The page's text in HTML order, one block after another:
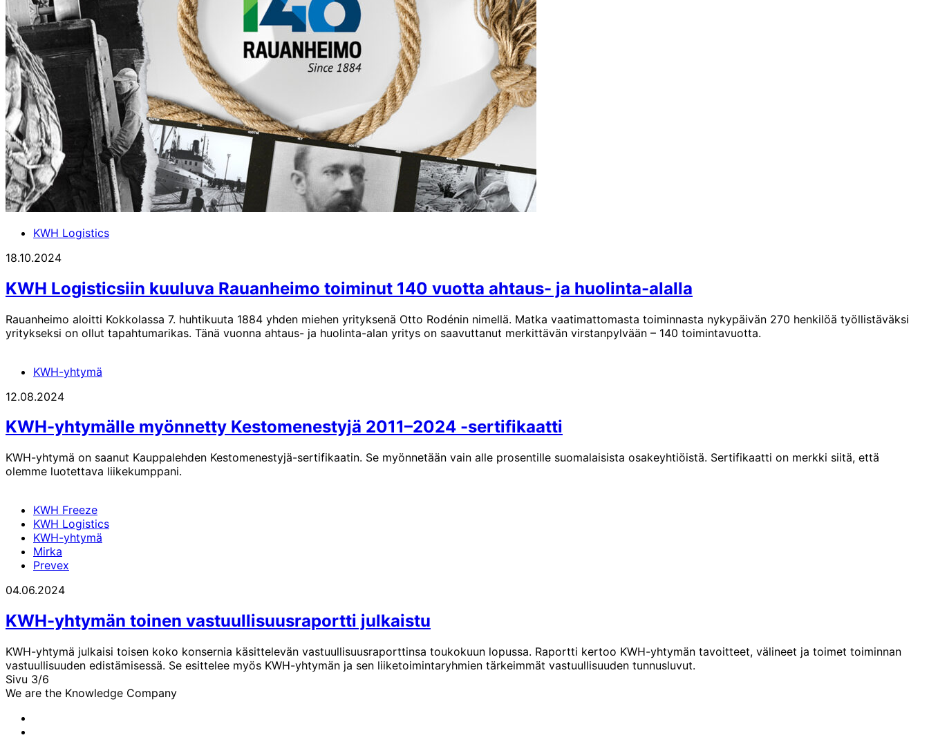
KWH Logistics
18.10.2024
KWH Logisticsiin kuuluva Rauanheimo toiminut 140 vuotta ahtaus- ja huolinta-alalla
Rauanheimo aloitti Kokkolassa 7. huhtikuuta 1884 yhden miehen yrityksenä Otto Rodénin nimellä. Matka vaatimattomasta toiminnasta nykypäivän 270 henkilöä työllistäväksi
yritykseksi on ollut tapahtumarikas. Tänä vuonna ahtaus- ja huolinta-alan yritys on saavuttanut merkittävän virstanpylvään – 140 toimintavuotta.
KWH-yhtymä
12.08.2024
KWH-yhtymälle myönnetty Kestomenestyjä 2011–2024 -sertifikaatti
KWH-yhtymä on saanut Kauppalehden Kestomenestyjä-sertifikaatin. Se myönnetään vain alle prosentille suomalaisista osakeyhtiöistä. Sertifikaatti on merkki siitä, että
olemme luotettava liikekumppani.
KWH Freeze
KWH Logistics
KWH-yhtymä
Mirka
Prevex
04.06.2024
KWH-yhtymän toinen vastuullisuusraportti julkaistu
KWH-yhtymä julkaisi toisen koko konsernia käsittelevän vastuullisuusraporttinsa toukokuun lopussa. Raportti kertoo KWH-yhtymän tavoitteet, välineet ja toimet toiminnan
vastuullisuuden edistämisessä. Se esittelee myös KWH-yhtymän ja sen liiketoimintaryhmien tärkeimmät vastuullisuuden tunnusluvut.
Edellinen
sivu
Sivu 3/6
Seuraava
We are the Knowledge Company